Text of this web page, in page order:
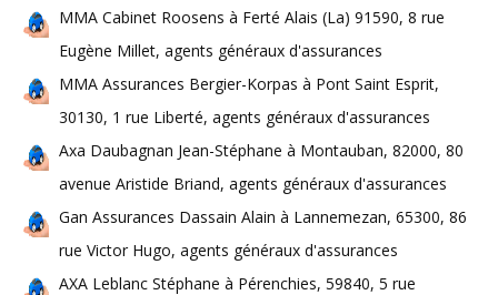
MMA Cabinet Roosens à Ferté Alais (La) 91590, 8 rue
Eugène Millet, agents généraux d'assurances
MMA Assurances Bergier-Korpas à Pont Saint Esprit,
30130, 1 rue Liberté, agents généraux d'assurances
Axa Daubagnan Jean-Stéphane à Montauban, 82000, 80
avenue Aristide Briand, agents généraux d'assurances
Gan Assurances Dassain Alain à Lannemezan, 65300, 86
rue Victor Hugo, agents généraux d'assurances
AXA Leblanc Stéphane à Pérenchies, 59840, 5 rue